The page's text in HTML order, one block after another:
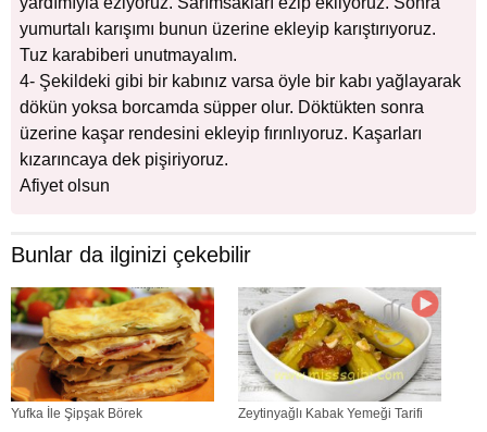
yumurtalı karışımı bunun üzerine ekleyip karıştırıyoruz.
Tuz karabiberi unutmayalım.
4- Şekildeki gibi bir kabınız varsa öyle bir kabı yağlayarak
dökün yoksa borcamda süpper olur. Döktükten sonra
üzerine kaşar rendesini ekleyip fırınlıyoruz. Kaşarları
kızarıncaya dek pişiriyoruz.
Afiyet olsun
Bunlar da ilginizi çekebilir
Yufka İle Şipşak Börek Zeytinyağlı Kabak Yemeği Tarifi